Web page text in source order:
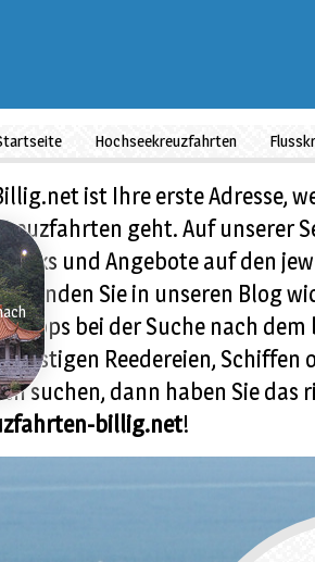
Hochseekreuzfahrten
ist Ihre erste Adresse,
geht. Auf unserer
und Angebote auf den
finden Sie in unseren Blog
Tipps bei der Suche nach dem
Reedereien, Schiffen
suchen, dann haben Sie das
billig.net!